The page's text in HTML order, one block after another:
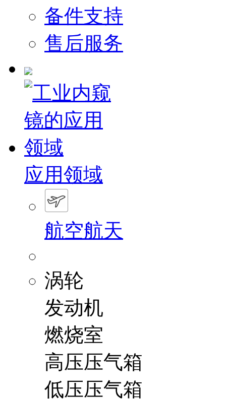
备件支持
售后服务
应用领域
航空航天
涡轮
发动机
燃烧室
高压压气箱
低压压气箱